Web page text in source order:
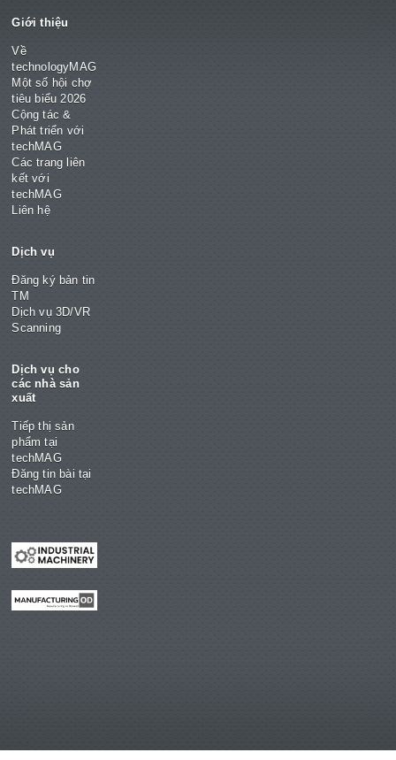
Giới thiệu
Về
technologyMAG
Một số hội chợ
tiêu biểu 2026
Cộng tác &
Phát triển với
techMAG
Các trang liên
kết với
techMAG
Liên hệ
Dịch vụ
Đăng ký bản tin
TM
Dịch vụ 3D/VR
Scanning
Dịch vụ cho
các nhà sản
xuất
Tiếp thị sản
phẩm tại
techMAG
Đăng tin bài tại
techMAG